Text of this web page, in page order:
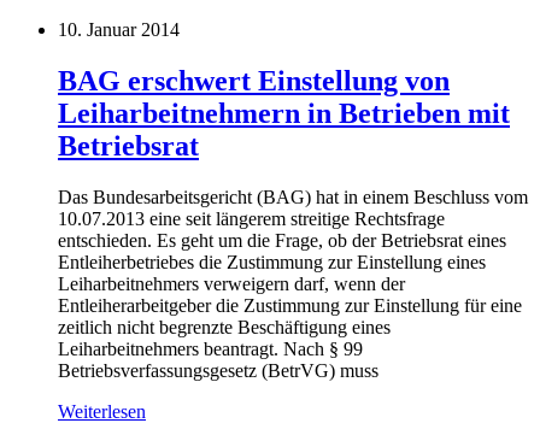
10. Januar 2014
BAG erschwert Einstellung von
Leiharbeitnehmern in Betrieben mit
Betriebsrat
Das Bundesarbeitsgericht (BAG) hat in einem Beschluss vom
10.07.2013 eine seit längerem streitige Rechtsfrage
entschieden. Es geht um die Frage, ob der Betriebsrat eines
Entleiherbetriebes die Zustimmung zur Einstellung eines
Leiharbeitnehmers verweigern darf, wenn der
Entleiherarbeitgeber die Zustimmung zur Einstellung für eine
zeitlich nicht begrenzte Beschäftigung eines
Leiharbeitnehmers beantragt. Nach § 99
Betriebsverfassungsgesetz (BetrVG) muss
Weiterlesen